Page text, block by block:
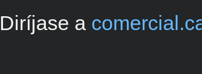
Diríjase a